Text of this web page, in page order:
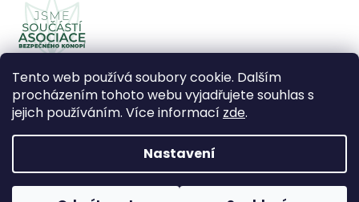
Tento web používá soubory cookie. Dalším
procházením tohoto webu vyjadřujete souhlas s
jejich používáním. Více informací zde.
Nastavení
Vytvořil Shoptet Premium